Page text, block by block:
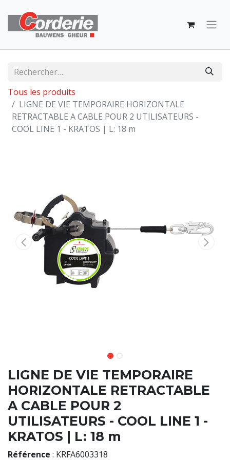
Tous les produits
LIGNE DE VIE TEMPORAIRE HORIZONTALE
RETRACTABLE A CABLE POUR 2 UTILISATEURS -
COOL LINE 1 - KRATOS | L: 18 m
LIGNE DE VIE TEMPORAIRE
HORIZONTALE RETRACTABLE
A CABLE POUR 2
UTILISATEURS - COOL LINE 1 -
KRATOS | L: 18 m
Référence : KRFA6003318